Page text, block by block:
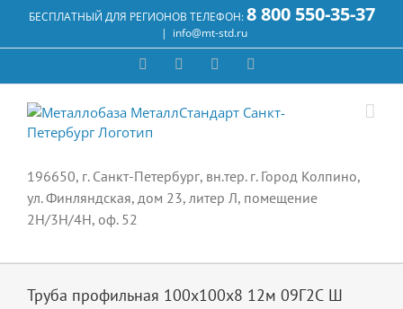
content
БЕСПЛАТНЫЙ ДЛЯ РЕГИОНОВ ТЕЛЕФОН:8 800 550-35-37
| info@mt-std.ru
WhatsApp Email
196650, г. Санкт-Петербург, вн.тер. г. Город Колпино,
ул. Финляндская, дом 23, литер Л, помещение
2Н/3Н/4Н, оф. 52
Труба профильная 100х100х8 12м 09Г2С Ш